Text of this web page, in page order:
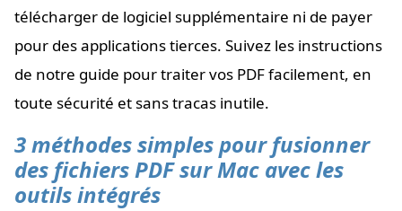
télécharger de logiciel supplémentaire ni de payer
pour des applications tierces. Suivez les instructions
de notre guide pour traiter vos PDF facilement, en
toute sécurité et sans tracas inutile.
3 méthodes simples pour fusionner
des fichiers PDF sur Mac avec les
outils intégrés